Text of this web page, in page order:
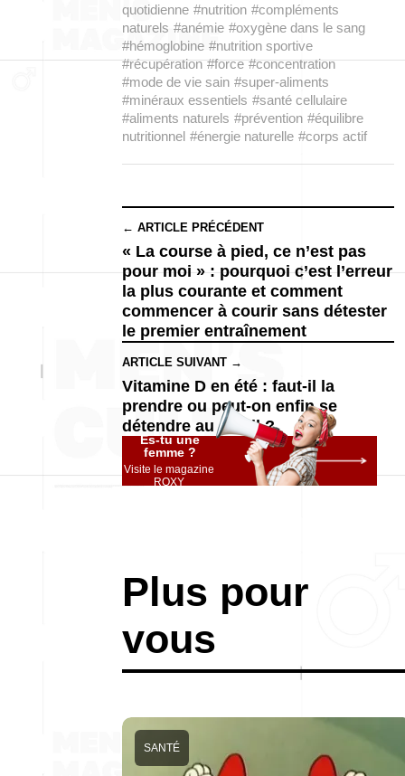
quotidienne #nutrition #compléments
naturels #anémie #oxygène dans le sang
#hémoglobine #nutrition sportive
#récupération #force #concentration
#mode de vie sain #super-aliments
#minéraux essentiels #santé cellulaire
#aliments naturels #prévention #équilibre
nutritionnel #énergie naturelle #corps actif
← ARTICLE PRÉCÉDENT
« La course à pied, ce n’est pas
pour moi » : pourquoi c’est l’erreur
la plus courante et comment
commencer à courir sans détester
le premier entraînement
ARTICLE SUIVANT →
Vitamine D en été : faut-il la
prendre ou peut-on enfin se
détendre au soleil ?
Es-tu une
femme ?
Visite le magazine
ROXY
Plus pour
vous
SANTÉ